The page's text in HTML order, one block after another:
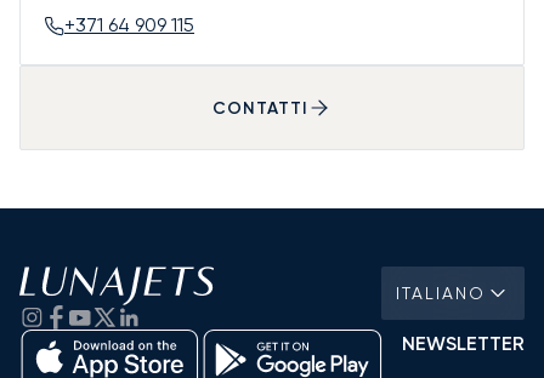
+371 64 909 115
CONTATTI
ITALIANO
NEWSLETTER